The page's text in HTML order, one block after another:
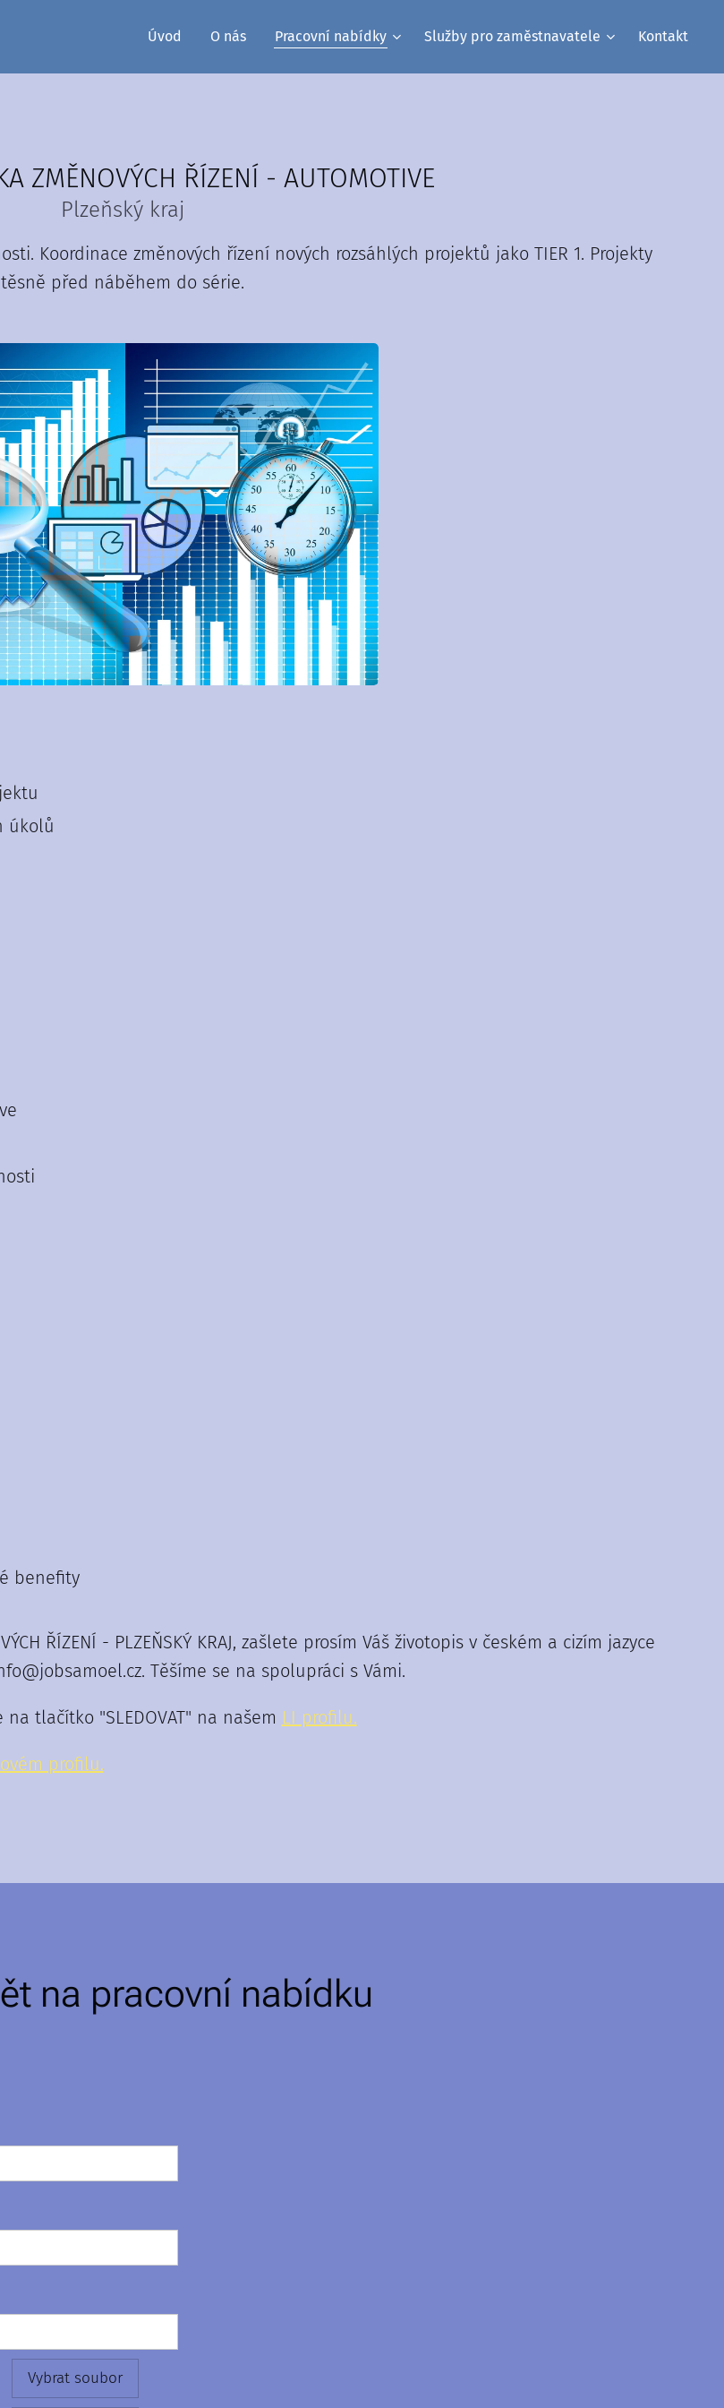
Úvod O nás Pracovní nabídky Služby pro zaměstnavatele Kontakt
ZMĚNOVÝCH ŘÍZENÍ - AUTOMOTIVE
Plzeňský kraj
Koordinace změnových řízení nových rozsáhlých projektů jako TIER 1. Projekty
těsně před náběhem do série.
úkolů
benefity
ŘÍZENÍ - PLZEŇSKÝ KRAJ, zašlete prosím Váš životopis v českém a cizím jazyce
Těšíme se na spolupráci s Vámi.
tlačítko "SLEDOVAT" na našem LI profilu.
profilu.
na pracovní nabídku
Vybrat soubor